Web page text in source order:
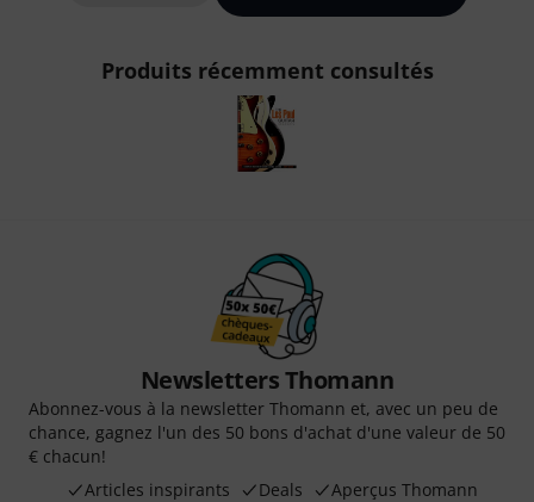
Produits récemment consultés
Newsletters Thomann
Abonnez-vous à la newsletter Thomann et, avec un peu de
chance, gagnez l'un des 50 bons d'achat d'une valeur de 50
€ chacun!
Articles inspirants
Deals Aperçus Thomann